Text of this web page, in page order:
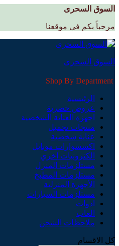
السوق السحرى
مرحباً بكم فى موقعنا
السوق السحرى
Shop By Department
الرئيسية
عروض حصرية
اجهزة العناية الشخصية
منتجات تجميل
عناية شخصية
اكسسوارات موبايل
الكترونيات اخري
مستلزمات المنزل
مستلزمات المطبخ
الأجهزة المنزلية
مستلزمات السيارات
ادوات
العاب
ملاحظات الشحن
كل الاقسام